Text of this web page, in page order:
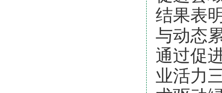
结果表
与动态
通过促
业活力